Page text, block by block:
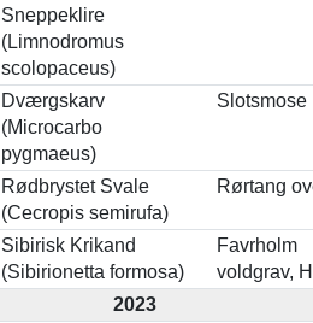
Sneppeklire
(Limnodromus
scolopaceus)
Dværgskarv
(Microcarbo
pygmaeus)
Slotsmose
Rødbrystet Svale
(Cecropis semirufa)
Rørtang
Sibirisk Krikand
(Sibirionetta formosa)
Favrholm
voldgrav,
2023